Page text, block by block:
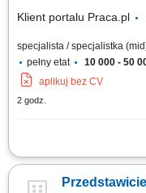
Klient portalu Praca.pl
specjalista / specjalistka
pełny etat
10 000 - 50
aplikuj bez CV
2 godz.
Doradzanie klientom w
prowadzenie spotkań